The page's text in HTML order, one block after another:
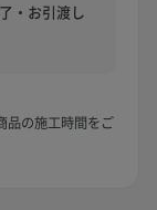
・お引渡し
品の施工時間をご